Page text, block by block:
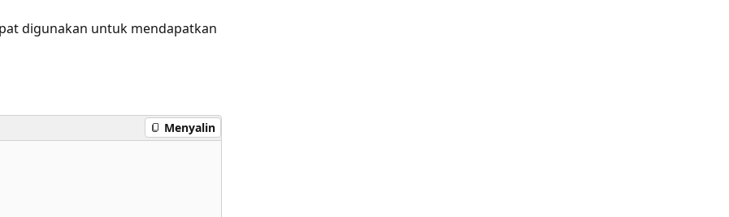
digunakan untuk mendapatkan
Menyalin